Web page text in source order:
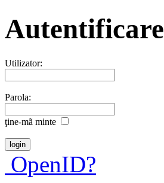
Autentificare
Utilizator:
Parola:
ţine-mã minte
OpenID?